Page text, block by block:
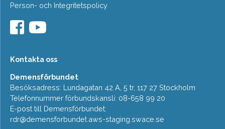
Person- och Integritetspolicy
Kontakta oss
Demensförbundet
Besöksadress: Lundagatan 42 A, 5 tr, 117 27 Stockholm
Telefonnummer förbundskansli: 08-658 99 20
E-post till Demensförbundet:
rdr@demensforbundet.aws-staging.swace.se